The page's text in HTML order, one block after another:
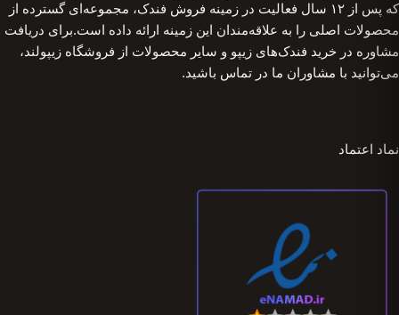
که پس از ۱۲ سال فعالیت در زمینه فروش فندک، مجموعه‌ای گسترده از
محصولات اصلی را به علاقه‌مندان این زمینه ارائه داده است.برای دریافت
مشاوره در خرید فندک‌های زیپو و سایر محصولات از فروشگاه زیپولند،
می‌توانید با مشاوران ما در تماس باشید.
نماد اعتماد